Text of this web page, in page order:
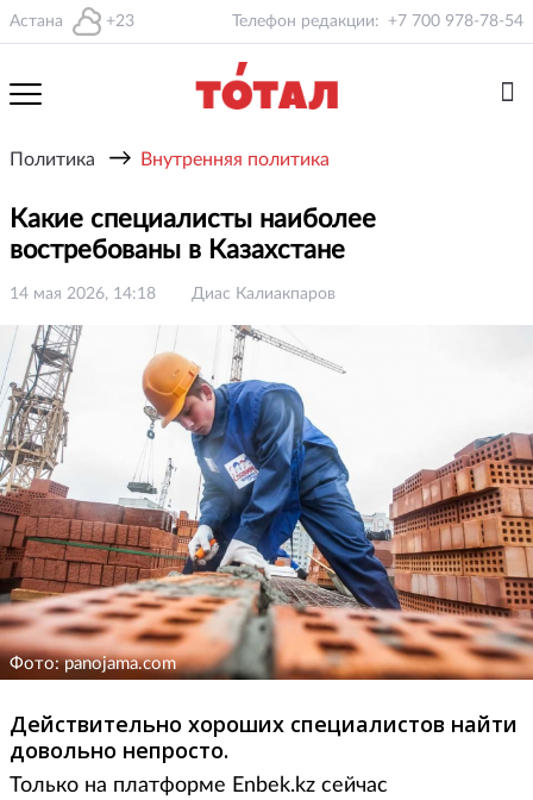
Астана +23 Телефон редакции: +7 700 978-78-54
Политика → Внутренняя политика
Какие специалисты наиболее
востребованы в Казахстане
14 мая 2026, 14:18 Диас Калиакпаров
Фото: panojama.com
Действительно хороших специалистов найти
довольно непросто.
Только на платформе Enbek.kz сейчас